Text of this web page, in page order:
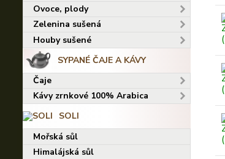
Ovoce, plody
Zelenina sušená
Houby sušené
SYPANÉ ČAJE A KÁVY
Čaje
Kávy zrnkové 100% Arabica
SOLI
Mořská sůl
Himalájská sůl